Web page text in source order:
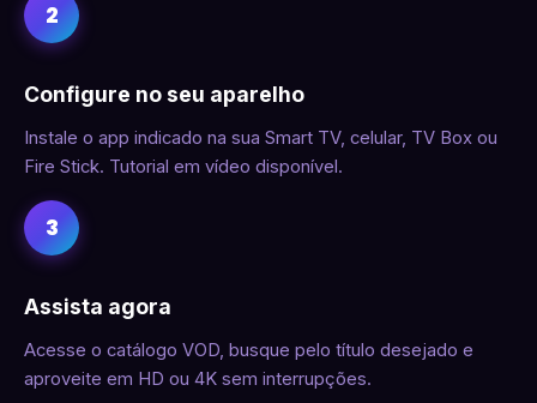
2
Configure no seu aparelho
Instale o app indicado na sua Smart TV, celular, TV Box ou
Fire Stick. Tutorial em vídeo disponível.
3
Assista agora
Acesse o catálogo VOD, busque pelo título desejado e
aproveite em HD ou 4K sem interrupções.